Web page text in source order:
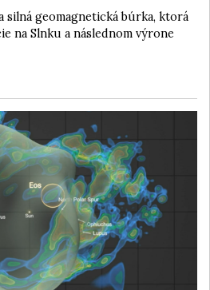
silná geomagnetická búrka, ktorá
na Slnku a následnom výrone